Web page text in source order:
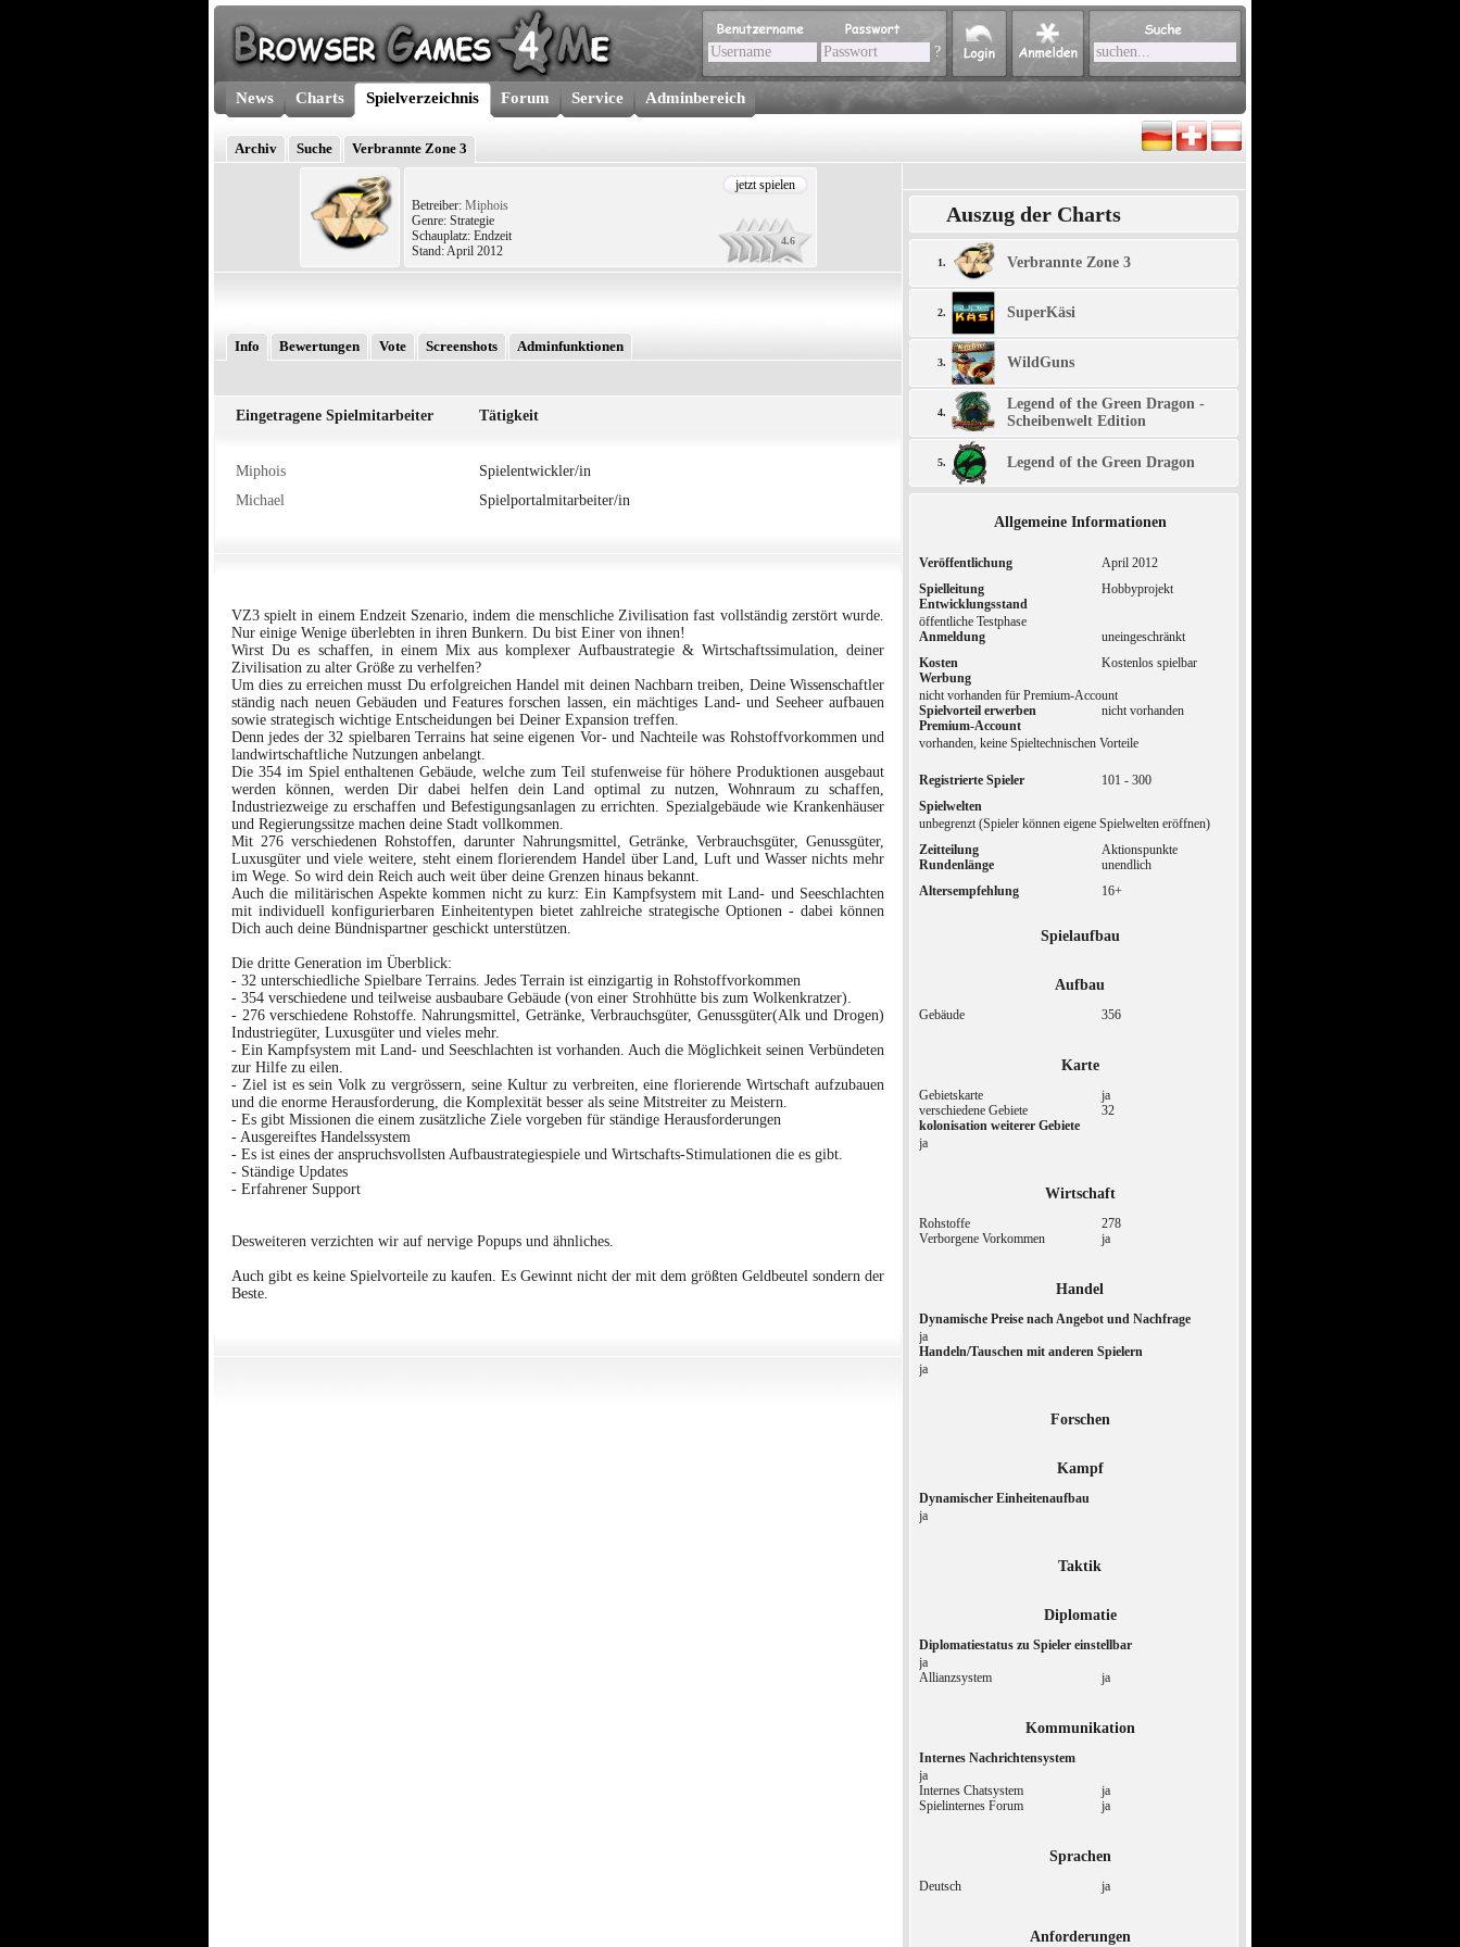
?
News Charts Spielverzeichnis Forum Service Adminbereich
Archiv Suche Verbrannte Zone 3
jetzt spielen
Betreiber: Miphois
Genre: Strategie
Schauplatz: Endzeit
Stand: April 2012
4.6
Info Bewertungen Vote Screenshots Adminfunktionen
Eingetragene Spielmitarbeiter Tätigkeit
Miphois
Spielentwickler/in
Michael
Spielportalmitarbeiter/in
VZ3 spielt in einem Endzeit Szenario, indem die menschliche Zivilisation fast vollständig zerstört wurde.
Nur einige Wenige überlebten in ihren Bunkern. Du bist Einer von ihnen!
Wirst Du es schaffen, in einem Mix aus komplexer Aufbaustrategie & Wirtschaftssimulation, deiner
Zivilisation zu alter Größe zu verhelfen?
Um dies zu erreichen musst Du erfolgreichen Handel mit deinen Nachbarn treiben, Deine Wissenschaftler
ständig nach neuen Gebäuden und Features forschen lassen, ein mächtiges Land- und Seeheer aufbauen
sowie strategisch wichtige Entscheidungen bei Deiner Expansion treffen.
Denn jedes der 32 spielbaren Terrains hat seine eigenen Vor- und Nachteile was Rohstoffvorkommen und
landwirtschaftliche Nutzungen anbelangt.
Die 354 im Spiel enthaltenen Gebäude, welche zum Teil stufenweise für höhere Produktionen ausgebaut
werden können, werden Dir dabei helfen dein Land optimal zu nutzen, Wohnraum zu schaffen,
Industriezweige zu erschaffen und Befestigungsanlagen zu errichten. Spezialgebäude wie Krankenhäuser
und Regierungssitze machen deine Stadt vollkommen.
Mit 276 verschiedenen Rohstoffen, darunter Nahrungsmittel, Getränke, Verbrauchsgüter, Genussgüter,
Luxusgüter und viele weitere, steht einem florierendem Handel über Land, Luft und Wasser nichts mehr
im Wege. So wird dein Reich auch weit über deine Grenzen hinaus bekannt.
Auch die militärischen Aspekte kommen nicht zu kurz: Ein Kampfsystem mit Land- und Seeschlachten
mit individuell konfigurierbaren Einheitentypen bietet zahlreiche strategische Optionen - dabei können
Dich auch deine Bündnispartner geschickt unterstützen.
Die dritte Generation im Überblick:
- 32 unterschiedliche Spielbare Terrains. Jedes Terrain ist einzigartig in Rohstoffvorkommen
- 354 verschiedene und teilweise ausbaubare Gebäude (von einer Strohhütte bis zum Wolkenkratzer).
- 276 verschiedene Rohstoffe. Nahrungsmittel, Getränke, Verbrauchsgüter, Genussgüter(Alk und Drogen)
Industriegüter, Luxusgüter und vieles mehr.
- Ein Kampfsystem mit Land- und Seeschlachten ist vorhanden. Auch die Möglichkeit seinen Verbündeten
zur Hilfe zu eilen.
- Ziel ist es sein Volk zu vergrössern, seine Kultur zu verbreiten, eine florierende Wirtschaft aufzubauen
und die enorme Herausforderung, die Komplexität besser als seine Mitstreiter zu Meistern.
- Es gibt Missionen die einem zusätzliche Ziele vorgeben für ständige Herausforderungen
- Ausgereiftes Handelssystem
- Es ist eines der anspruchsvollsten Aufbaustrategiespiele und Wirtschafts-Stimulationen die es gibt.
- Ständige Updates
- Erfahrener Support
Desweiteren verzichten wir auf nervige Popups und ähnliches.
Auch gibt es keine Spielvorteile zu kaufen. Es Gewinnt nicht der mit dem größten Geldbeutel sondern der
Beste.
Auszug der Charts
1. Verbrannte Zone 3
2. SuperKäsi
3. WildGuns
4.
Legend of the Green Dragon -
Scheibenwelt Edition
5. Legend of the Green Dragon
Allgemeine Informationen
Veröffentlichung
April 2012
Spielleitung
Hobbyprojekt
Entwicklungsstand
öffentliche Testphase
Anmeldung
uneingeschränkt
Kosten
Kostenlos spielbar
Werbung
nicht vorhanden für Premium-Account
Spielvorteil erwerben
nicht vorhanden
Premium-Account
vorhanden, keine Spieltechnischen Vorteile
Registrierte Spieler
101 - 300
Spielwelten
unbegrenzt (Spieler können eigene Spielwelten eröffnen)
Zeitteilung
Aktionspunkte
Rundenlänge
unendlich
Altersempfehlung
16+
Spielaufbau
Aufbau
Gebäude 356
Karte
Gebietskarte
ja
verschiedene Gebiete
32
kolonisation weiterer Gebiete
ja
Wirtschaft
Rohstoffe
278
Verborgene Vorkommen
ja
Handel
Dynamische Preise nach Angebot und Nachfrage
ja
Handeln/Tauschen mit anderen Spielern
ja
Forschen
Kampf
Dynamischer Einheitenaufbau
ja
Taktik
Diplomatie
Diplomatiestatus zu Spieler einstellbar
ja
Allianzsystem
ja
Kommunikation
Internes Nachrichtensystem
ja
Internes Chatsystem
ja
Spielinternes Forum
ja
Sprachen
Deutsch ja
Anforderungen